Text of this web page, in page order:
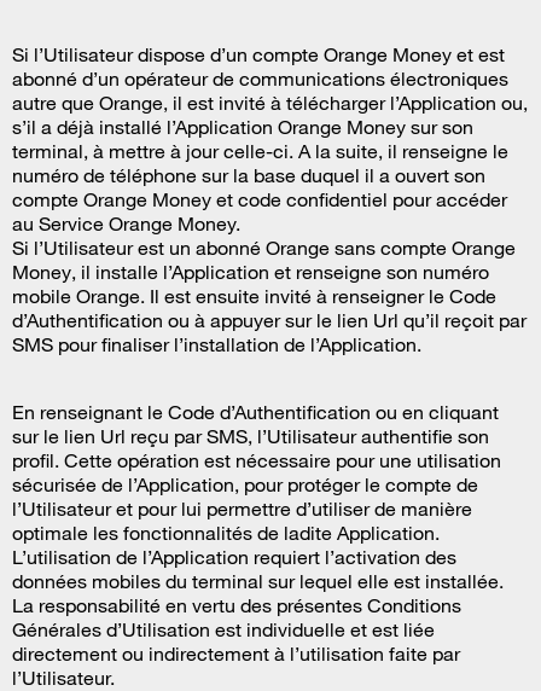
Si l’Utilisateur dispose d’un compte Orange Money et est
abonné d’un opérateur de communications électroniques
autre que Orange, il est invité à télécharger l’Application ou,
s’il a déjà installé l’Application Orange Money sur son
terminal, à mettre à jour celle-ci. A la suite, il renseigne le
numéro de téléphone sur la base duquel il a ouvert son
compte Orange Money et code confidentiel pour accéder
au Service Orange Money.
Si l’Utilisateur est un abonné Orange sans compte Orange
Money, il installe l’Application et renseigne son numéro
mobile Orange. Il est ensuite invité à renseigner le Code
d’Authentification ou à appuyer sur le lien Url qu’il reçoit par
SMS pour finaliser l’installation de l’Application.
En renseignant le Code d’Authentification ou en cliquant
sur le lien Url reçu par SMS, l’Utilisateur authentifie son
profil. Cette opération est nécessaire pour une utilisation
sécurisée de l’Application, pour protéger le compte de
l’Utilisateur et pour lui permettre d’utiliser de manière
optimale les fonctionnalités de ladite Application.
L’utilisation de l’Application requiert l’activation des
données mobiles du terminal sur lequel elle est installée.
La responsabilité en vertu des présentes Conditions
Générales d’Utilisation est individuelle et est liée
directement ou indirectement à l’utilisation faite par
l’Utilisateur.